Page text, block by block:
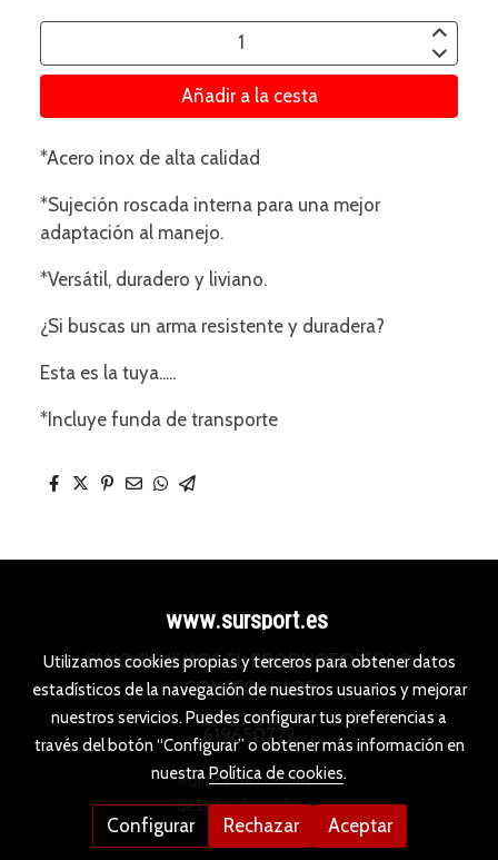
Añadir a la cesta
*Acero inox de alta calidad
*Sujeción roscada interna para una mejor
adaptación al manejo.
*Versátil, duradero y liviano.
¿Si buscas un arma resistente y duradera?
Esta es la tuya.....
*Incluye funda de transporte
www.sursport.es
SI NO TENEMOS EL PRODUCTO, TE LO
CONSEGUIMOS
619650722
Política de cookies
Gestión de cookies
Utilizamos cookies propias y terceros para obtener datos
estadísticos de la navegación de nuestros usuarios y mejorar
nuestros servicios. Puedes configurar tus preferencias a
través del botón “Configurar” o obtener más información en
nuestraPolítica de cookies.
Configurar Rechazar Aceptar